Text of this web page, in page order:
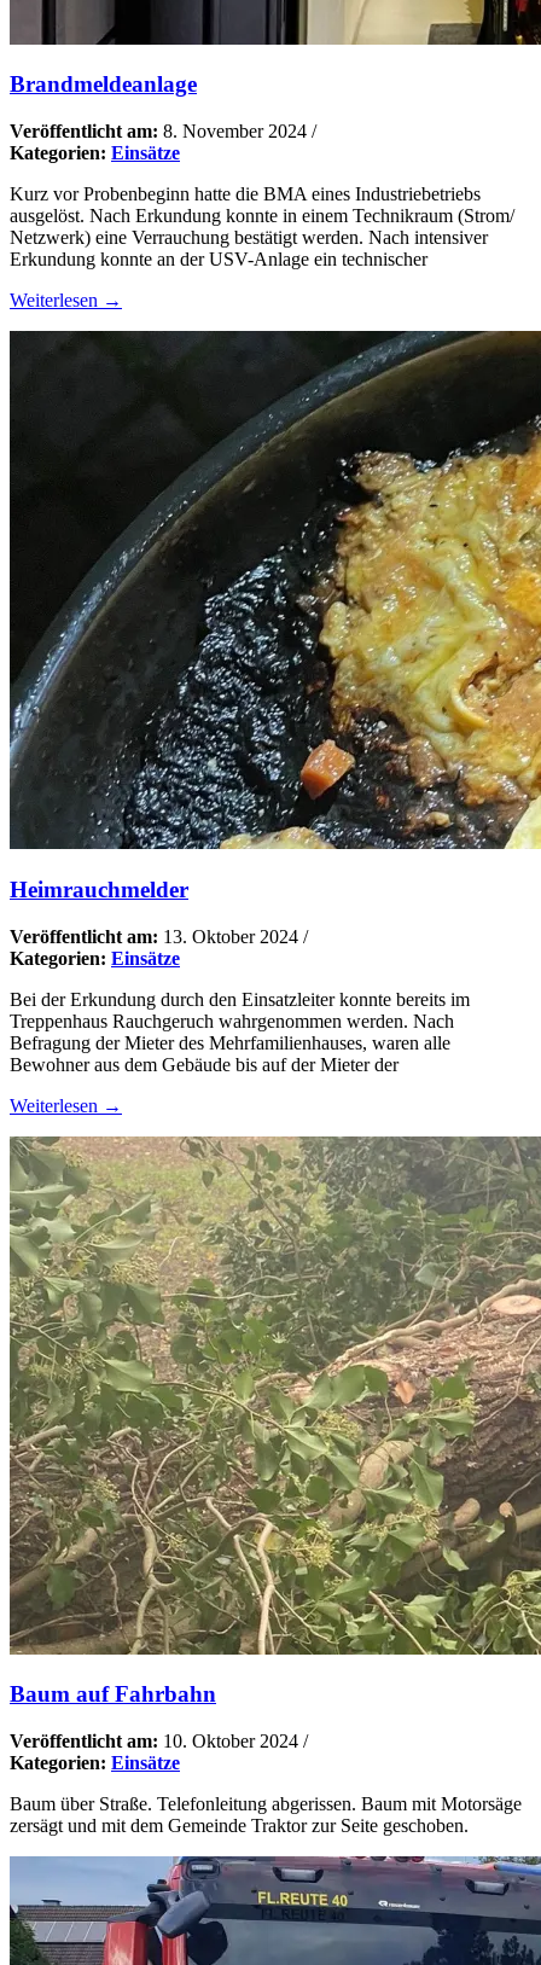
Brandmeldeanlage
Veröffentlicht am: 8. November 2024 /
Kategorien: Einsätze
Kurz vor Probenbeginn hatte die BMA eines Industriebetriebs
ausgelöst. Nach Erkundung konnte in einem Technikraum (Strom/
Netzwerk) eine Verrauchung bestätigt werden. Nach intensiver
Erkundung konnte an der USV-Anlage ein technischer
Weiterlesen →
Heimrauchmelder
Veröffentlicht am: 13. Oktober 2024 /
Kategorien: Einsätze
Bei der Erkundung durch den Einsatzleiter konnte bereits im
Treppenhaus Rauchgeruch wahrgenommen werden. Nach
Befragung der Mieter des Mehrfamilienhauses, waren alle
Bewohner aus dem Gebäude bis auf der Mieter der
Weiterlesen →
Baum auf Fahrbahn
Veröffentlicht am: 10. Oktober 2024 /
Kategorien: Einsätze
Baum über Straße. Telefonleitung abgerissen. Baum mit Motorsäge
zersägt und mit dem Gemeinde Traktor zur Seite geschoben.